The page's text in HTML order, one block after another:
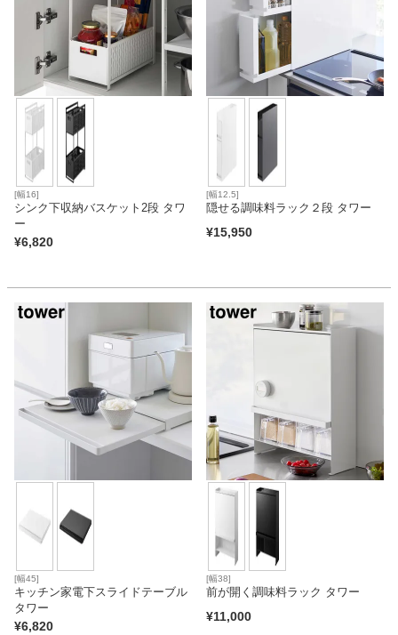
[幅16]
シンク下収納バスケット2段 タワ
ー
¥6,820
[幅12.5]
隠せる調味料ラック２段 タワー
¥15,950
[幅45]
キッチン家電下スライドテーブル
タワー
¥6,820
[幅38]
前が開く調味料ラック タワー
¥11,000